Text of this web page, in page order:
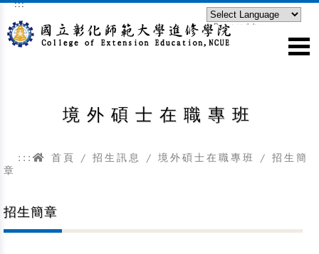
跳到主要內容區塊
:::
Powered by
境外碩士在職專班
::: 首頁 / 招生訊息 / 境外碩士在職專班
/ 招生簡
章
招生簡章